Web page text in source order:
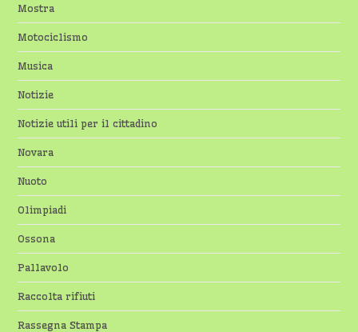
Mostra
Motociclismo
Musica
Notizie
Notizie utili per il cittadino
Novara
Nuoto
Olimpiadi
Ossona
Pallavolo
Raccolta rifiuti
Rassegna Stampa